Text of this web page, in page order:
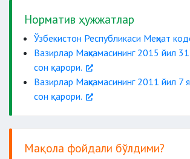
Норматив ҳужжатлар
Ўзбекистон Республикаси Меҳнат
Вазирлар Маҳкамасининг 2015 йил
сон қарори.
Вазирлар Маҳкамасининг 2011 йил 7
сон қарори.
Мақола фойдали бўлдими?